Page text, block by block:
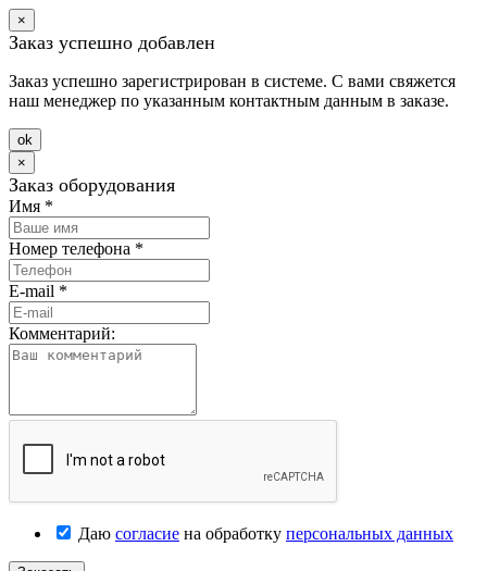
×
Заказ успешно добавлен
Заказ успешно зарегистрирован в системе. С вами свяжется
наш менеджер по указанным контактным данным в заказе.
оk
×
Заказ оборудования
Имя *
Номер телефона *
E-mail *
Комментарий:
Даю согласие на обработку персональных данных